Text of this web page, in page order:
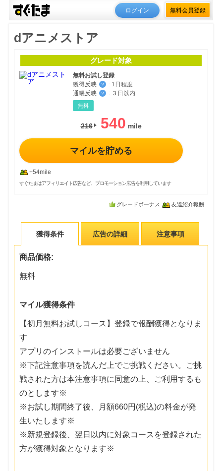
ログイン 無料会員登録
dアニメストア
グレード対象
無料お試し登録
獲得反映
？ : 1日程度
通帳反映
？ : ３日以内
無料
216 540
マイルを貯める
+54mile
すぐたまはアフィリエイト広告など、プロモーション広告を利用しています
グレードボーナス 友達紹介報酬
獲得条件 広告の詳細 注意事項
商品価格:
無料
マイル獲得条件
【初月無料お試しコース】登録で報酬獲得となりま
す
アプリのインストールは必要ございません
※下記注意事項を読んだ上でご挑戦ください。ご挑
戦された方は本注意事項に同意の上、ご利用するも
のとします※
※お試し期間終了後、月額660円(税込)の料金が発
生いたします※
※新規登録後、翌日以内に対象コースを登録された
方が獲得対象となります※